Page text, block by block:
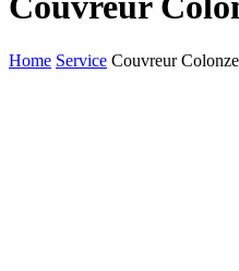
Home Service Couvreur